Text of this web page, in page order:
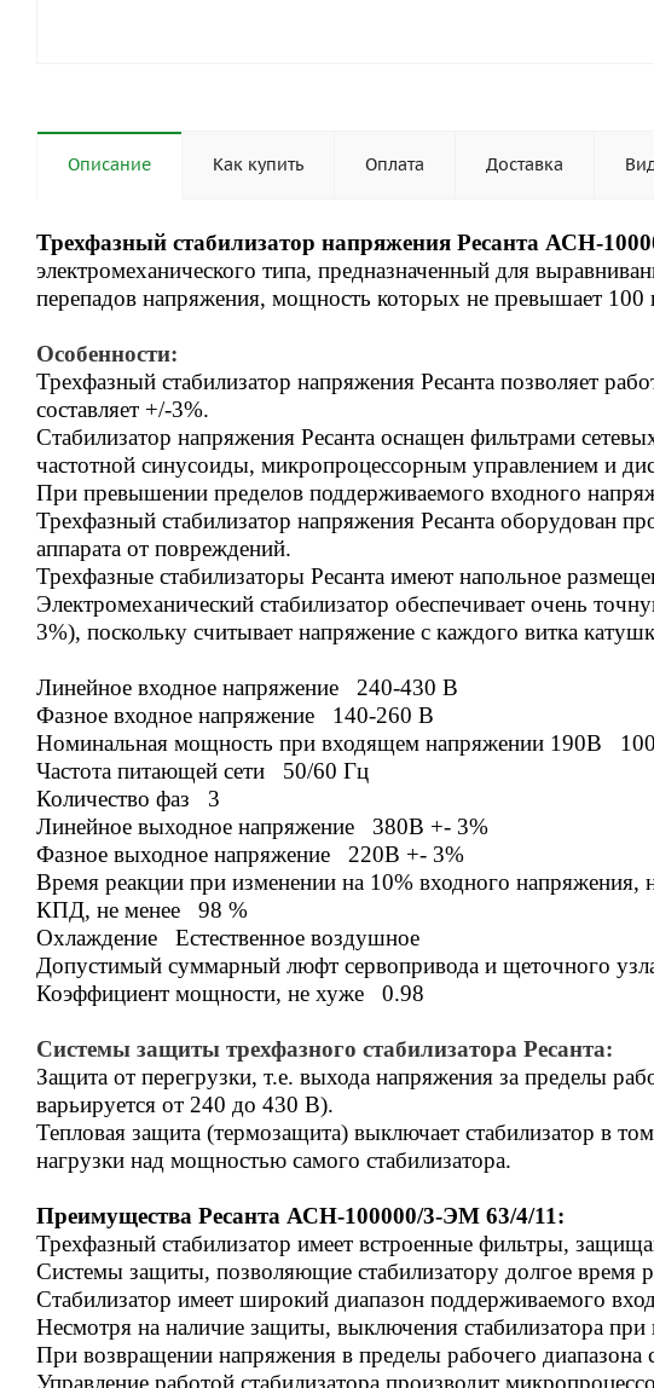
Описание Как купить Оплата Доставка
Трехфазный стабилизатор напряжения Ресанта АСН-
электромеханического типа, предназначенный для
перепадов напряжения, мощность которых не превышает 100
Особенности:
Трехфазный стабилизатор напряжения Ресанта позволяет
составляет +/-3%.
Стабилизатор напряжения Ресанта оснащен фильтрами
частотной синусоиды, микропроцессорным управлением и
При превышении пределов поддерживаемого входного
Трехфазный стабилизатор напряжения Ресанта
аппарата от повреждений.
Трехфазные стабилизаторы Ресанта имеют напольное
Электромеханический стабилизатор обеспечивает очень
3%), поскольку считывает напряжение с каждого витка
Линейное входное напряжение 240-430 В
Фазное входное напряжение 140-260 В
Номинальная мощность при входящем напряжении 190В
Частота питающей сети 50/60 Гц
Количество фаз 3
Линейное выходное напряжение 380В +- 3%
Фазное выходное напряжение 220В +- 3%
Время реакции при изменении на 10% входного напряжения,
КПД, не менее 98 %
Охлаждение Естественное воздушное
Допустимый суммарный люфт сервопривода и щеточного
Коэффициент мощности, не хуже 0.98
Системы защиты трехфазного стабилизатора Ресанта:
Защита от перегрузки, т.е. выхода напряжения за пределы
варьируется от 240 до 430 В).
Тепловая защита (термозащита) выключает стабилизатор в
нагрузки над мощностью самого стабилизатора.
Преимущества Ресанта АСН-100000/3-ЭМ 63/4/11:
Трехфазный стабилизатор имеет встроенные фильтры,
Системы защиты, позволяющие стабилизатору долгое время
Стабилизатор имеет широкий диапазон поддерживаемого
Несмотря на наличие защиты, выключения стабилизатора при
При возвращении напряжения в пределы рабочего диапазона